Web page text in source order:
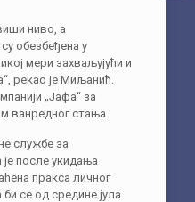
ниво, а
обезбеђена у
мери захваљујући и
рекао је Миљанић.
„Јафа“ за
ванредног стања.
службе за
после укидања
пракса личног
се од средине јула